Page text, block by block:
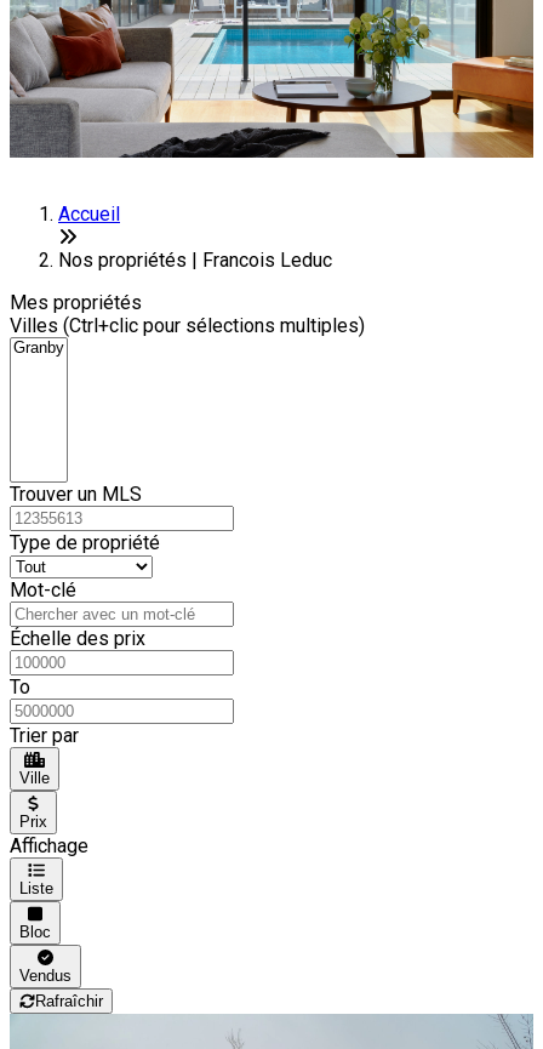
Accueil
Nos propriétés | Francois Leduc
Mes propriétés
Villes (Ctrl+clic pour sélections multiples)
Trouver un MLS
Type de propriété
Mot-clé
Échelle des prix
To
Trier par
Ville
Prix
Affichage
Liste
Bloc
Vendus
Rafraîchir